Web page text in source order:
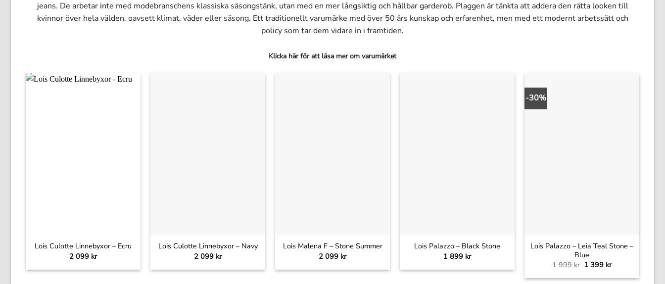
jeans. De arbetar inte med modebranschens klassiska säsongstänk, utan med en mer långsiktig och hållbar garderob. Plaggen är tänkta att addera den rätta looken till
kvinnor över hela välden, oavsett klimat, väder eller säsong. Ett traditionellt varumärke med över 50 års kunskap och erfarenhet, men med ett modernt arbetssätt och
policy som tar dem vidare in i framtiden.
Klicka här för att läsa mer om varumärket
Lois Culotte Linnebyxor – Ecru
2 099 kr
Lois Culotte Linnebyxor – Navy
2 099 kr
Lois Malena F – Stone Summer
2 099 kr
Lois Palazzo – Black Stone
1 899 kr
-30%
Lois Palazzo – Leia Teal Stone –
Blue
1 999kr Det
priset
1 399 krDet
priset